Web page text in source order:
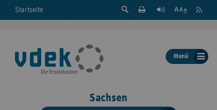
Startseite
Suche
der
Seite
Feed
Menü
Sachsen